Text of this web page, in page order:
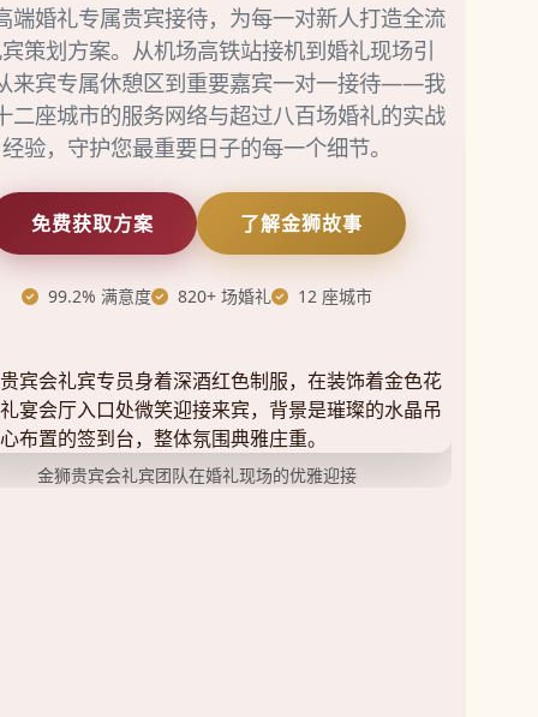
端婚礼专属贵宾接待，为每一对新人打造全流
策划方案。从机场高铁站接机到婚礼现场引
来宾专属休憩区到重要嘉宾一对一接待——我
二座城市的服务网络与超过八百场婚礼的实战
经验，守护您最重要日子的每一个细节。
免费获取方案 了解金狮故事
99.2% 满意度 820+ 场婚礼 12 座城市
金狮贵宾会礼宾团队在婚礼现场的优雅迎接